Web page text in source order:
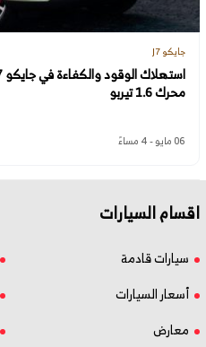
جايكو J7
محرك 1.6 تيربو
06 مايو - 4 مساءً
اقسام السيارات
سيارات قادمة
أسعار السيارات
معارض